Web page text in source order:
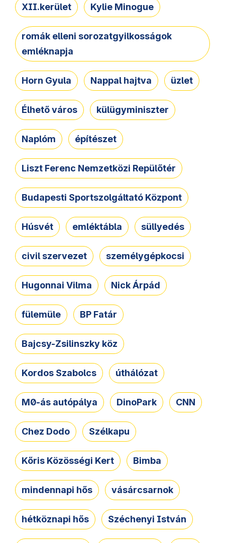
XII.kerület Kylie Minogue
romák elleni sorozatgyilkosságok
emléknapja
Horn Gyula Nappal hajtva üzlet
Élhető város külügyminiszter
Naplóm építészet
Liszt Ferenc Nemzetközi Repülőtér
Budapesti Sportszolgáltató Központ
Húsvét emléktábla süllyedés
civil szervezet személygépkocsi
Hugonnai Vilma Nick Árpád
fülemüle BP Fatár
Bajcsy-Zsilinszky köz
Kordos Szabolcs úthálózat
M0-ás autópálya DinoPark CNN
Chez Dodo Szélkapu
Kőris Közösségi Kert Bimba
mindennapi hős vásárcsarnok
hétköznapi hős Széchenyi István